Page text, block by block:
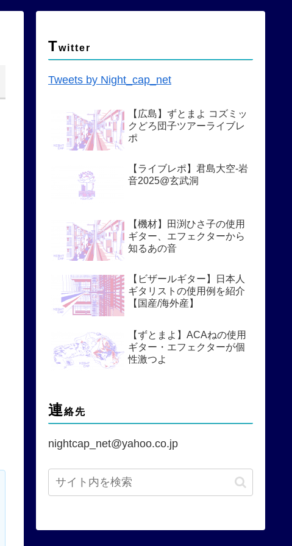
Twitter
Tweets by Night_cap_net
【広島】ずとまよ コズミッ
クどろ団子ツアーライブレ
ポ
【ライブレポ】君島大空-岩
音2025@玄武洞
【機材】田渕ひさ子の使用
ギター、エフェクターから
知るあの音
【ビザールギター】日本人
ギタリストの使用例を紹介
【国産/海外産】
【ずとまよ】ACAねの使用
ギター・エフェクターが個
性激つよ
連絡先
nightcap_net@yahoo.co.jp